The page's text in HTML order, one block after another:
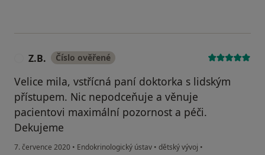
Z.B. Číslo ověřené
Velice mila, vstřícná paní doktorka s lidským
přístupem. Nic nepodceňuje a věnuje
pacientovi maximální pozornost a péči.
Dekujeme
7. července 2020 • Endokrinologický ústav • dětský vývoj •